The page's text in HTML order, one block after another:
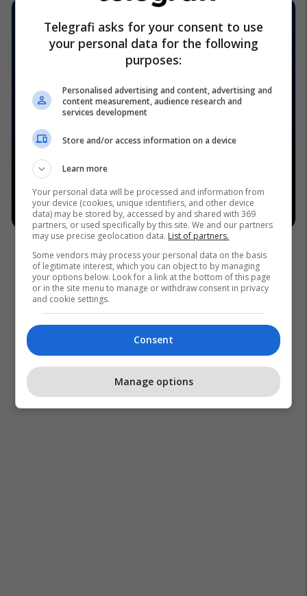
Telegrafi asks for your consent to use
your personal data for the following
purposes:
Personalised advertising and content, advertising and
content measurement, audience research and
services development
Store and/or access information on a device
Learn more
Your personal data will be processed and information from
your device (cookies, unique identifiers, and other device
data) may be stored by, accessed by and shared with 369
partners, or used specifically by this site. We and our partners
may use precise geolocation data. List of partners.
Some vendors may process your personal data on the basis
of legitimate interest, which you can object to by managing
your options below. Look for a link at the bottom of this page
or in the site menu to manage or withdraw consent in privacy
and cookie settings.
Consent
Manage options